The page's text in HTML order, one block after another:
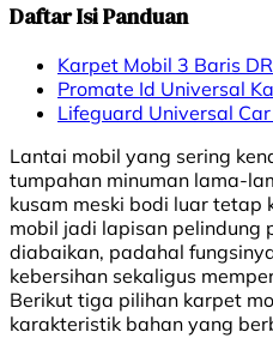
Daftar Isi Panduan
Karpet Mobil 3 Baris
Promate Id Universal
Lifeguard Universal
Lantai mobil yang sering
tumpahan minuman lama-
kusam meski bodi luar
mobil jadi lapisan pelindung
diabaikan, padahal
kebersihan sekaligus
Berikut tiga pilihan karpet
karakteristik bahan yang